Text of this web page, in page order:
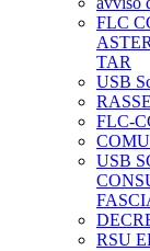
FLC
TAR
USB
FLC-
USB
RSU